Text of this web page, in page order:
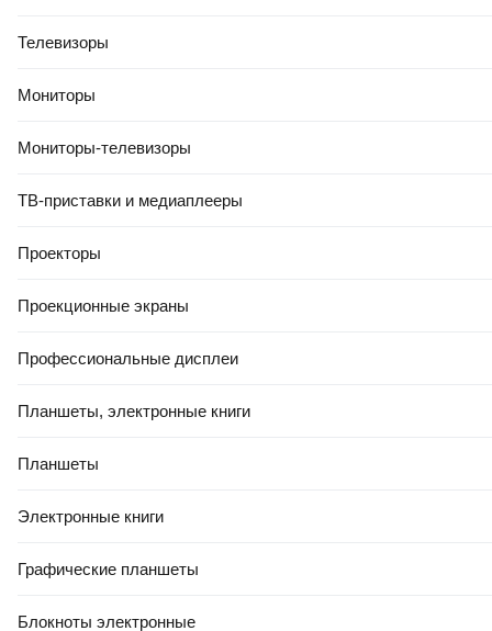
Телевизоры
Мониторы
Мониторы-телевизоры
ТВ-приставки и медиаплееры
Проекторы
Проекционные экраны
Профессиональные дисплеи
Планшеты, электронные книги
Планшеты
Электронные книги
Графические планшеты
Блокноты электронные